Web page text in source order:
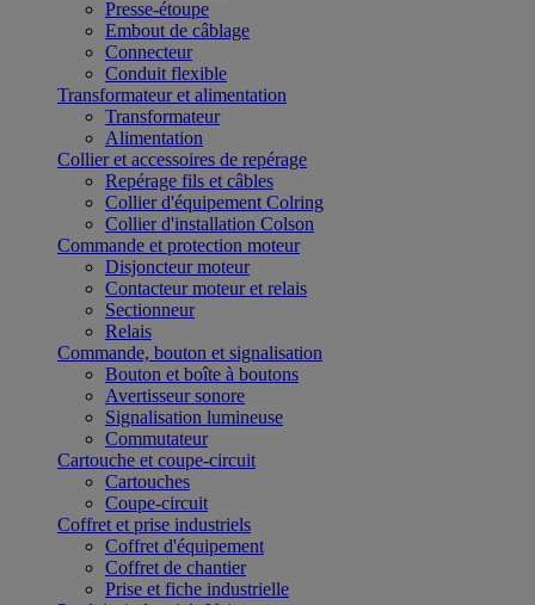
Presse-étoupe
Embout de câblage
Connecteur
Conduit flexible
Transformateur et alimentation
Transformateur
Alimentation
Collier et accessoires de repérage
Repérage fils et câbles
Collier d'équipement Colring
Collier d'installation Colson
Commande et protection moteur
Disjoncteur moteur
Contacteur moteur et relais
Sectionneur
Relais
Commande, bouton et signalisation
Bouton et boîte à boutons
Avertisseur sonore
Signalisation lumineuse
Commutateur
Cartouche et coupe-circuit
Cartouches
Coupe-circuit
Coffret et prise industriels
Coffret d'équipement
Coffret de chantier
Prise et fiche industrielle